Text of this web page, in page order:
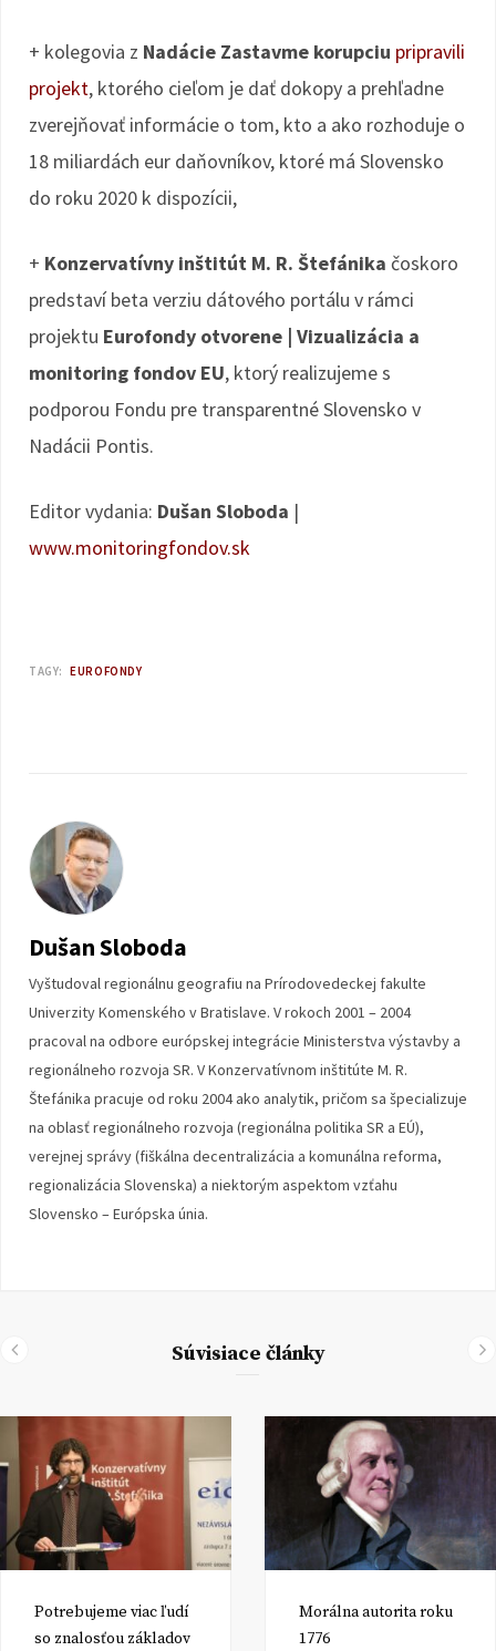
+ kolegovia z Nadácie Zastavme korupciu pripravili
projekt, ktorého cieľom je dať dokopy a prehľadne
zverejňovať informácie o tom, kto a ako rozhoduje o
18 miliardách eur daňovníkov, ktoré má Slovensko
do roku 2020 k dispozícii,
+ Konzervatívny inštitút M. R. Štefánika čoskoro
predstaví beta verziu dátového portálu v rámci
projektu Eurofondy otvorene | Vizualizácia a
monitoring fondov EU, ktorý realizujeme s
podporou Fondu pre transparentné Slovensko v
Nadácii Pontis.
Editor vydania: Dušan Sloboda |
www.monitoringfondov.sk
TAGY: EUROFONDY
Dušan Sloboda
Vyštudoval regionálnu geografiu na Prírodovedeckej fakulte
Univerzity Komenského v Bratislave. V rokoch 2001 – 2004
pracoval na odbore európskej integrácie Ministerstva výstavby a
regionálneho rozvoja SR. V Konzervatívnom inštitúte M. R.
Štefánika pracuje od roku 2004 ako analytik, pričom sa špecializuje
na oblasť regionálneho rozvoja (regionálna politika SR a EÚ),
verejnej správy (fiškálna decentralizácia a komunálna reforma,
regionalizácia Slovenska) a niektorým aspektom vzťahu
Slovensko – Európska únia.
Súvisiace články
Potrebujeme viac ľudí
so znalosťou základov
Morálna autorita roku
1776